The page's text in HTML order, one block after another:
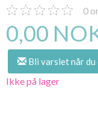
0
0,00
Bli varslet når
Ikke på lager